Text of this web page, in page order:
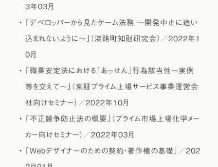
3年03月
｢デベロッパーから見たゲーム法務 ～開発中止に追い
込まれないように～」（淡路町知財研究会）／2022年1
0月
｢職業安定法における「あっせん」行為該当性～実例
等を交えて～」（東証プライム上場サービス事業運営会
社向けセミナー）／2022年10月
｢不正競争防止法の概要」（プライム市場上場化学メー
カー向けセミナー）／2022年03月
｢Webデザイナーのための契約・著作権の基礎」／202